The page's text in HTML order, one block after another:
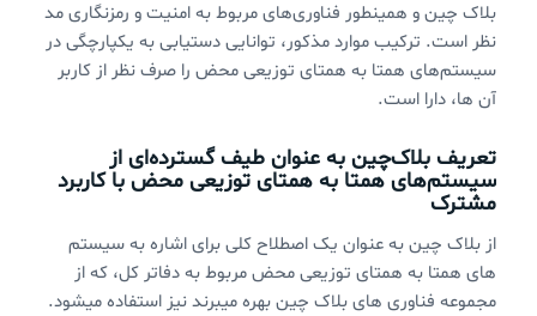
بلاک چین و همینطور فناوری‌های مربوط به امنیت و رمزنگاری مد
نظر است. ترکیب موارد مذکور، توانایی دستیابی به یکپارچگی در
سیستم‌های همتا به همتای توزیعی محض را صرف نظر از کاربر
آن ها، دارا است.
تعریف بلاک‌چین به عنوان طیف گسترده‌ای از
سیستم‌های همتا به همتای توزیعی محض با کاربرد
مشترک
از بلاک چین به عنوان یک اصطلاح کلی برای اشاره به سیستم
های همتا به همتای توزیعی محض مربوط به دفاتر کل، که از
مجموعه فناوری های بلاک چین بهره میبرند نیز استفاده میشود.